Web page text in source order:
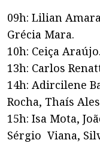
09h: Lilian
Grécia Mara.
10h: Ceiça Araújo.
13h: Carlos
14h: Adircilene
Rocha, Thaís
15h: Isa Mota,
Sérgio Viana,